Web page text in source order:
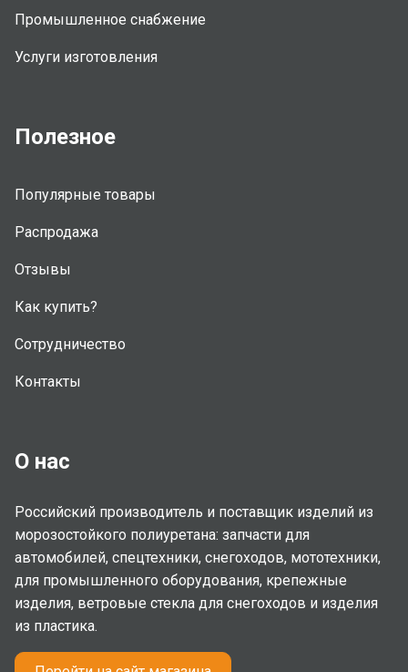
Промышленное снабжение
Услуги изготовления
Полезное
Популярные товары
Распродажа
Отзывы
Как купить?
Сотрудничество
Контакты
О нас
Российский производитель и поставщик изделий из
морозостойкого полиуретана: запчасти для
автомобилей, спецтехники, снегоходов, мототехники,
для промышленного оборудования, крепежные
изделия, ветровые стекла для снегоходов и изделия
из пластика.